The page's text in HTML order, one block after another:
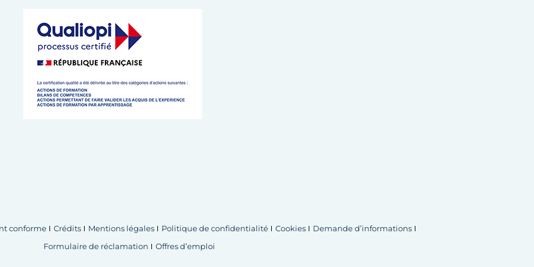
cookies
l’Artisanat de Bretagne
conforme Crédits Mentions légales Politique de confidentialité Cookies
Demande d’informations
Formulaire de réclamation
Offres d’emploi